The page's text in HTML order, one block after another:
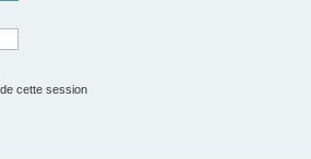
cette session